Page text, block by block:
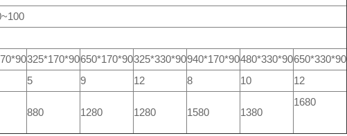
325*170*90650*170*90325*330*90940*170*90480*330*90650*330*90
5 9 12 8 10 12
880 1280 1280 1580 1380
1680